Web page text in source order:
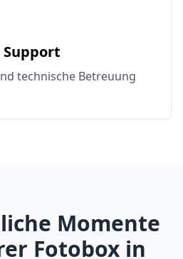
technische Betreuung
Momente
Fotobox in